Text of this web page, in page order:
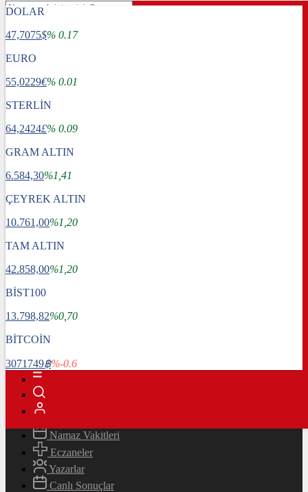
DOLAR
47,7075$% 0.17
EURO
55,0229€% 0.01
STERLİN
64,2424£% 0.09
GRAM ALTIN
6.584,30%1,41
ÇEYREK ALTIN
10.761,00%1,20
TAM ALTIN
42.858,00%1,20
BİST100
13.798,82%0,70
BİTCOİN
3071749฿%-0.6
Dünya
Spor
Magazin
Teknoloji
Bafra Rehberi
Namaz Vakitleri
Eczaneler
Yazarlar
Canlı Sonuçlar